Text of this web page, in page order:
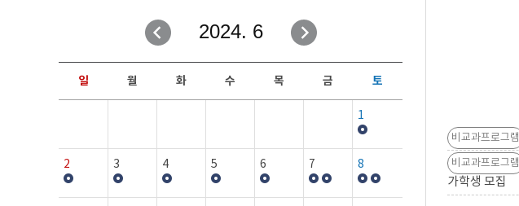
창업지원·교육센터
현장실습/IPP사업단
커뮤니티
일정안내
보도자료
행사갤러리
2024. 6
일 월 화 수 목 금 토
1
2 3 4 5 6 7 8
비교과프로그램
비교과프로그램
가학생 모집